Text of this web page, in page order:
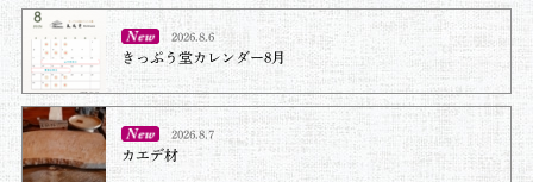
2026.8.6
きっぷう堂カレンダー8月
2026.8.7
カエデ材